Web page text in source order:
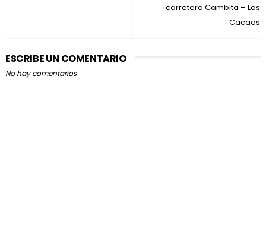
carretera Cambita – Los
Cacaos
ESCRIBE UN COMENTARIO
No hay comentarios